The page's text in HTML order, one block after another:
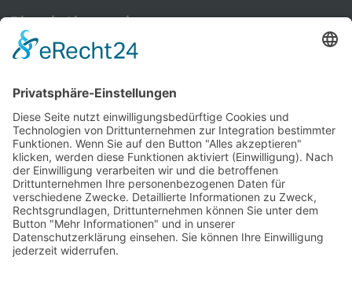
Physiotherapie
Philipp - Physiotherapie für Kinder & Erwachsene
Physiotherapie Torsten Jäger Dresden
Physiotherapie Huldisch
Physiotherapie Balance Dresden Cotta
Podologe
Podologie Am Weißen Hirsch Inh. Kathrin Jäger
Regina Fritze
Cosel Podologie Laubegast
Praxisgemeinschaft Podologie Annett Urbons und
Sandra Gockel